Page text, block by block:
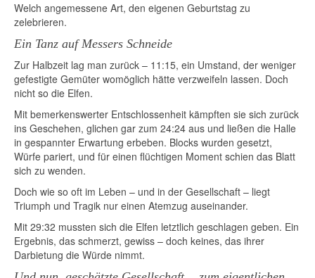
Welch angemessene Art, den eigenen Geburtstag zu
zelebrieren.
Ein Tanz auf Messers Schneide
Zur Halbzeit lag man zurück – 11:15, ein Umstand, der weniger
gefestigte Gemüter womöglich hätte verzweifeln lassen. Doch
nicht so die Elfen.
Mit bemerkenswerter Entschlossenheit kämpften sie sich zurück
ins Geschehen, glichen gar zum 24:24 aus und ließen die Halle
in gespannter Erwartung erbeben. Blocks wurden gesetzt,
Würfe pariert, und für einen flüchtigen Moment schien das Blatt
sich zu wenden.
Doch wie so oft im Leben – und in der Gesellschaft – liegt
Triumph und Tragik nur einen Atemzug auseinander.
Mit 29:32 mussten sich die Elfen letztlich geschlagen geben. Ein
Ergebnis, das schmerzt, gewiss – doch keines, das ihrer
Darbietung die Würde nimmt.